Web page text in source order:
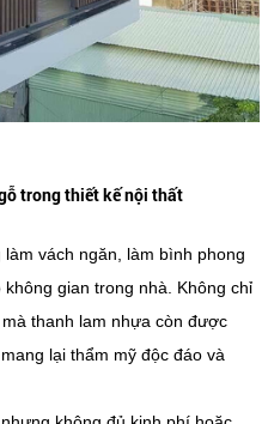
trong thiết kế nội thất
vách ngăn, làm bình phong
gian trong nhà. Không chỉ
thanh lam nhựa còn được
lại thẩm mỹ độc đáo và